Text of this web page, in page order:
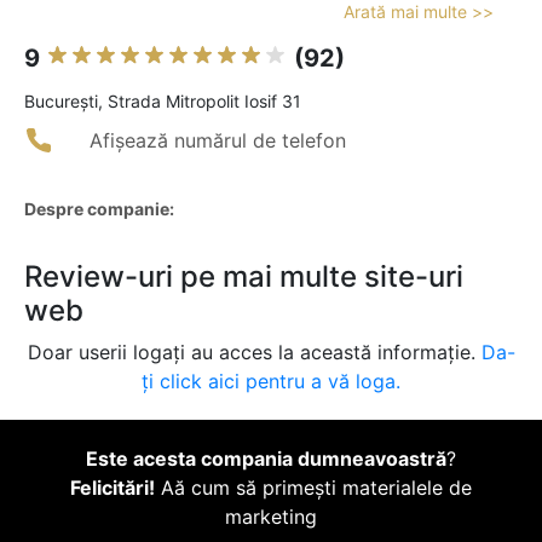
Arată mai multe >>
9 (92)
Bucureşti, Strada Mitropolit Iosif 31
Afișează numărul de telefon
Despre companie:
Review-uri pe mai multe site-uri
web
Doar userii logați au acces la această informație. Da-
ți click aici pentru a vă loga.
Este acesta compania dumneavoastră?
Felicitări! Aă cum să primești materialele de
marketing